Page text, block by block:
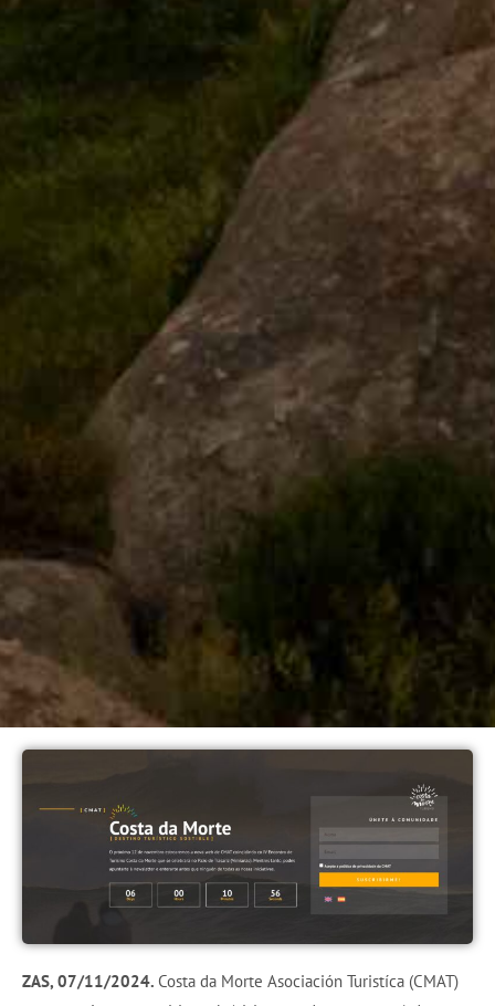
ZAS, 07/11/2024. Costa da Morte Asociación Turistíca (CMAT)